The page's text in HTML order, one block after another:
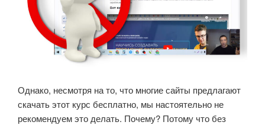
Однако, несмотря на то, что многие сайты предлагают
скачать этот курс бесплатно, мы настоятельно не
рекомендуем это делать. Почему? Потому что без